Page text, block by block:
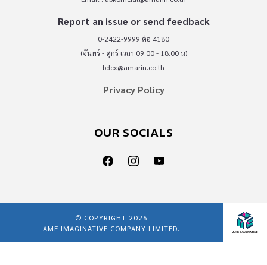
Report an issue or send feedback
0-2422-9999 ต่อ 4180
(จันทร์ - ศุกร์ เวลา 09.00 - 18.00 น)
bdcx@amarin.co.th
Privacy Policy
OUR SOCIALS
© COPYRIGHT 2026
AME IMAGINATIVE COMPANY LIMITED.